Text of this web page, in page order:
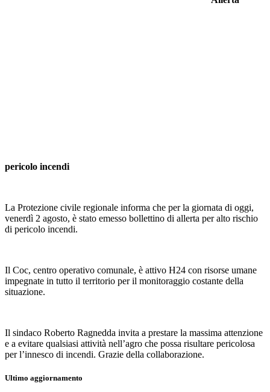
pericolo incendi
La Protezione civile regionale informa che per la giornata di oggi,
venerdì 2 agosto, è stato emesso bollettino di allerta per alto rischio
di pericolo incendi.
Il Coc, centro operativo comunale, è attivo H24 con risorse umane
impegnate in tutto il territorio per il monitoraggio costante della
situazione.
Il sindaco Roberto Ragnedda invita a prestare la massima attenzione
e a evitare qualsiasi attività nell’agro che possa risultare pericolosa
per l’innesco di incendi. Grazie della collaborazione.
Ultimo aggiornamento